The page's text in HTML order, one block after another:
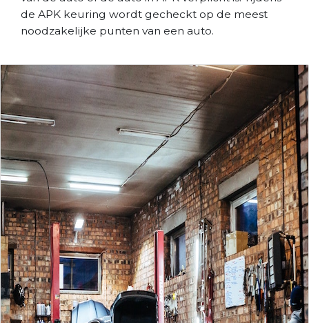
de APK keuring wordt gecheckt op de meest
noodzakelijke punten van een auto.